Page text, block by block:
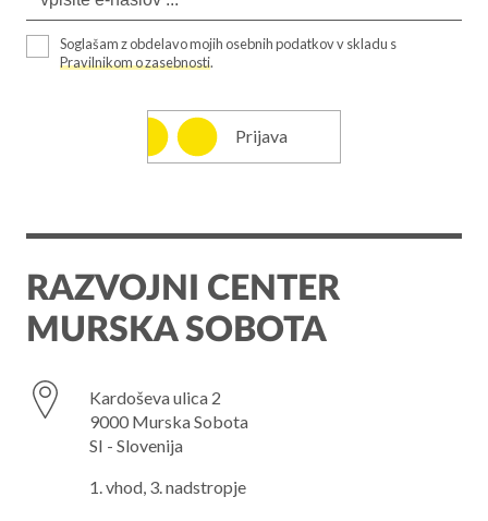
Soglašam z obdelavo mojih osebnih podatkov v skladu s
Pravilnikom o zasebnosti.
Prijava
RAZVOJNI CENTER
MURSKA SOBOTA
Kardoševa ulica 2
9000 Murska Sobota
SI - Slovenija
1. vhod, 3. nadstropje